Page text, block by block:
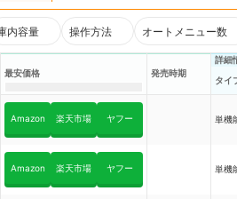
内容量 操作方法 オートメニュー数
最安価格 発売時期
詳細
タイ
Amazon 楽天市場 ヤフー 単機
Amazon 楽天市場 ヤフー 単機